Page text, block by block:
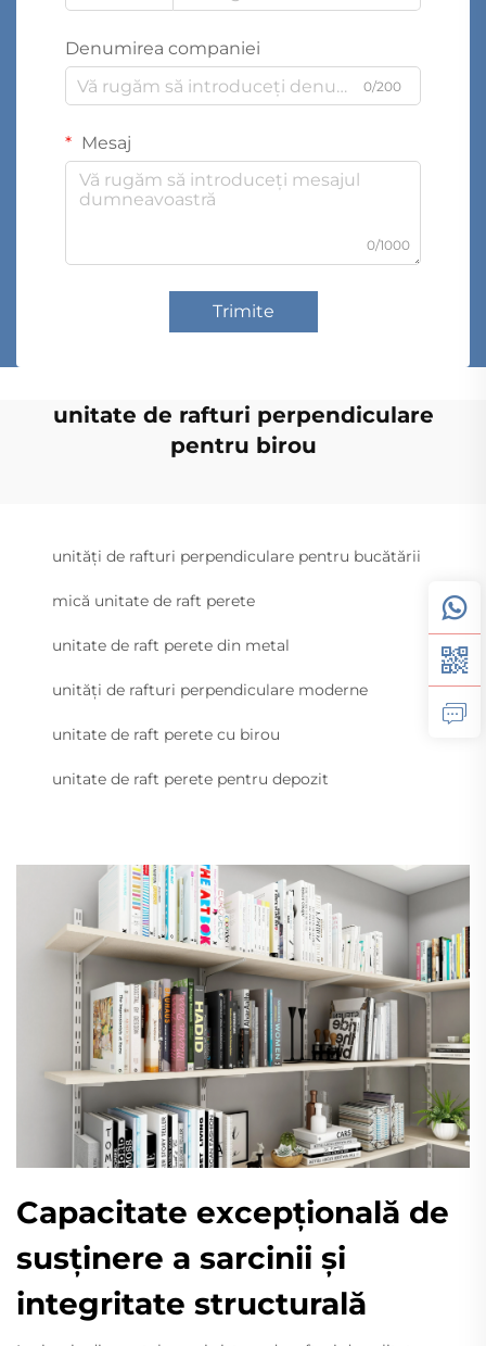
Denumirea companiei
0/200
Mesaj
0/1000
Trimite
unitate de rafturi perpendiculare
pentru birou
unități de rafturi perpendiculare pentru bucătării
mică unitate de raft perete
unitate de raft perete din metal
unități de rafturi perpendiculare moderne
unitate de raft perete cu birou
unitate de raft perete pentru depozit
Capacitate excepțională de
susținere a sarcinii și
integritate structurală